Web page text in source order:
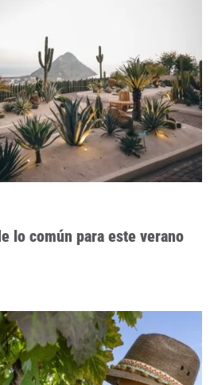
lo común para este verano